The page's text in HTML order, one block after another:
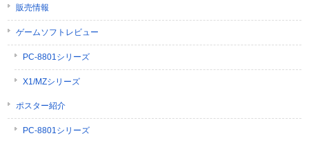
販売情報
ゲームソフトレビュー
PC-8801シリーズ
X1/MZシリーズ
ポスター紹介
PC-8801シリーズ